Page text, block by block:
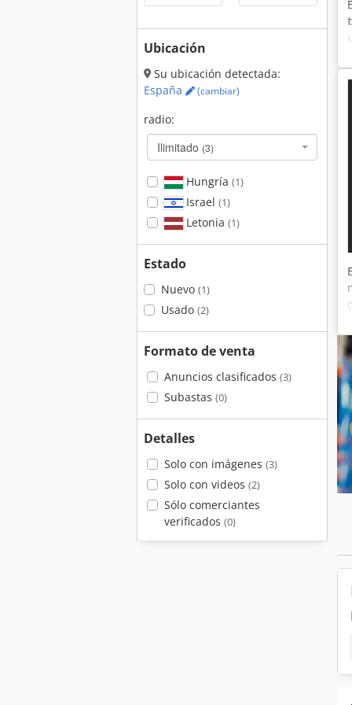
Ubicación
Su ubicación detectada:
España
(cambiar)
radio:
Ilimitado (3)
Hungría (1)
Israel (1)
Letonia (1)
Estado
Nuevo (1)
Usado (2)
Formato de venta
Anuncios clasificados (3)
Subastas (0)
Detalles
Solo con imágenes (3)
Solo con videos (2)
Sólo comerciantes
verificados (0)